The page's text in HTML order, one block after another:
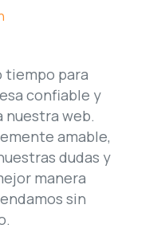
tiempo para
nuestra web.
amable,
dudas y
manera
sin